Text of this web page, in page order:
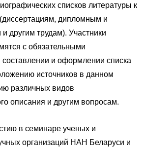
списков литературы к
дипломным и
другим трудам). Участники
с обязательными
и оформлении списка
источников в данном
различных видов
описания и другим вопросам.
в семинаре ученых и
организаций НАН Беларуси и